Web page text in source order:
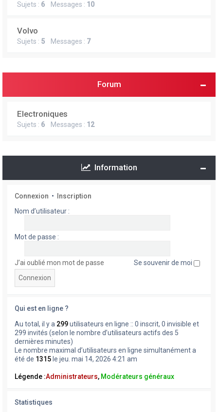
Sujets : 6 Messages : 10
Volvo
Sujets : 5 Messages : 7
Forum
Electroniques
Sujets : 6 Messages : 12
Information
Connexion •
Inscription
Nom d’utilisateur :
Mot de passe :
J’ai oublié mon mot de passe Se souvenir de moi
Qui est en ligne ?
Au total, il y a 299utilisateurs en ligne :: 0 inscrit, 0 invisible et
299 invités (selon le nombre d’utilisateurs actifs des 5
dernières minutes)
Le nombre maximal d’utilisateurs en ligne simultanément a
été de 1315 le jeu. mai 14, 2026 4:21 am
Légende :Administrateurs, Modérateurs généraux
Statistiques